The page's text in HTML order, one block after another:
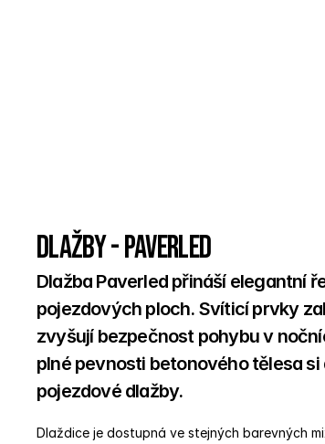
dlažby - Paverled
Dlažba Paverled přináší elegantní
pojezdových ploch. Svíticí prvky
zvyšují bezpečnost pohybu v
plné pevnosti betonového tělesa
pojezdové dlažby.
Dlaždice je dostupná ve stejných barevných